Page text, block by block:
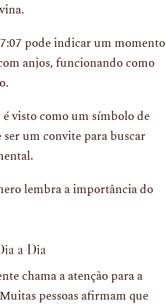
pode indicar um momento
anjos, funcionando como
visto como um símbolo de
um convite para buscar
lembra a importância do
a Dia
chama a atenção para a
pessoas afirmam que